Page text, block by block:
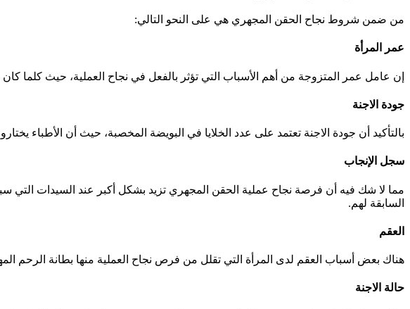
من ضمن شروط نجاح الحقن المجهري هي على النحو التالي:
عمر المرأة
إن عامل عمر المتزوجة من أهم الأسباب التي تؤثر بالفعل في نجاح العملية، حيث كلما
جودة الاجنة
بالتأكيد أن جودة الاجنة تعتمد على عدد الخلايا في البويضة المخصبة، حيث أن الأطباء يختارون البويضات التي تشتمل على عدد 6 أو 7 خلايا
سجل الإنجاب
مما لا شك فيه أن فرصة نجاح عملية الحقن المجهري تزيد بشكل أكبر عند السيدات التي
السابقة لهم.
العقم
هناك بعض أسباب العقم لدى المرأة التي تقلل من فرص نجاح العملية منها بطانة الرحم
حالة الاجنة